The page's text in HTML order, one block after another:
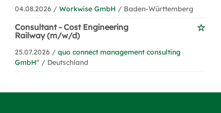
04.08.2026 / Workwise GmbH / Baden-Württemberg
Consultant - Cost Engineering
Railway (m/w/d)
25.07.2026 / quo connect management consulting
GmbH'' / Deutschland